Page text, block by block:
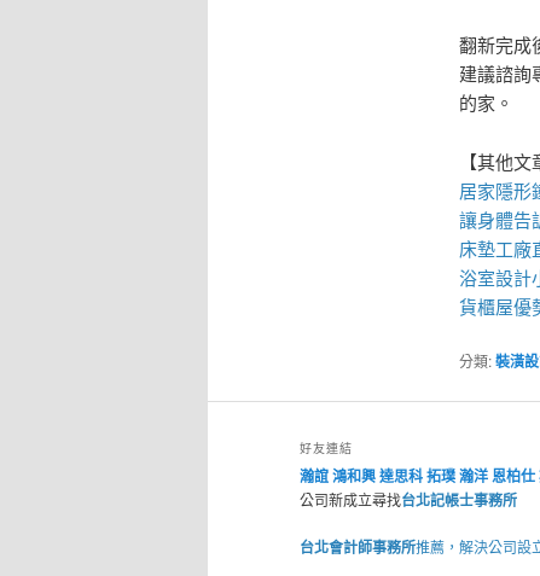
翻新完成
建議諮詢
的家。
【其他文
居家隱形
讓身體告
床墊工廠
浴室設計
貨櫃屋優
分類:裝潢
好友連結
瀚誼鴻和興達思科拓璞瀚洋恩柏仕
公司新成立尋找台北記帳士事務所
台北會計師事務所推薦，解決公司設